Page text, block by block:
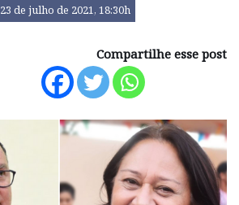
23 de julho de 2021, 18:30h
Compartilhe esse post